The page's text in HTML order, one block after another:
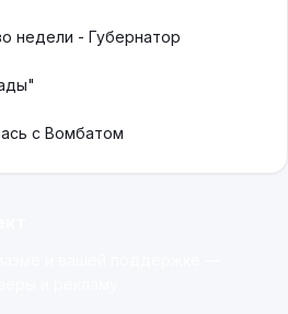
недели - Губернатор
с Вомбатом